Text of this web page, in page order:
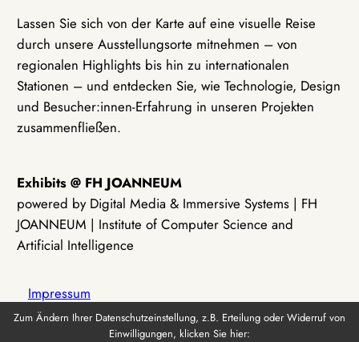
Lassen Sie sich von der Karte auf eine visuelle Reise
durch unsere Ausstellungsorte mitnehmen – von
regionalen Highlights bis hin zu internationalen
Stationen – und entdecken Sie, wie Technologie, Design
und Besucher:innen-Erfahrung in unseren Projekten
zusammenfließen.
Exhibits @ FH JOANNEUM
powered by Digital Media & Immersive Systems | FH
JOANNEUM | Institute of Computer Science and
Artificial Intelligence
Impressum
Zum Ändern Ihrer Datenschutzeinstellung, z.B. Erteilung oder Widerruf von
Einwilligungen, klicken Sie hier: